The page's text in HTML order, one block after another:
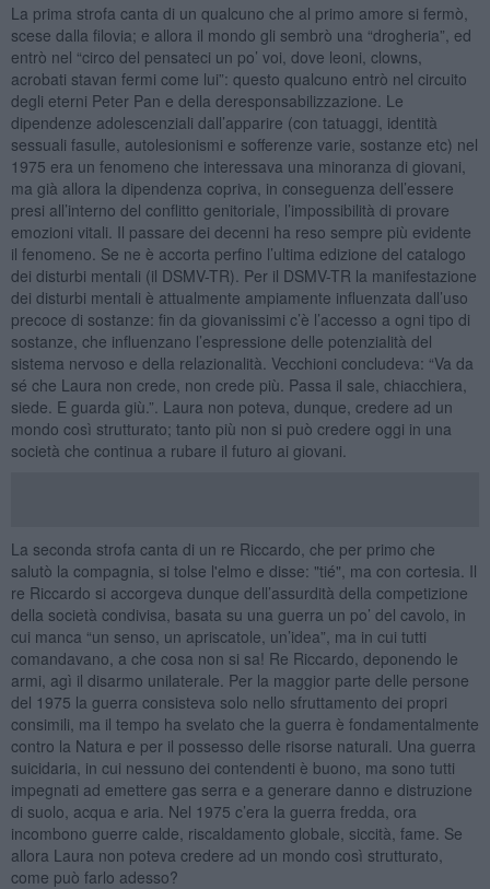
La prima strofa canta di un qualcuno che al primo amore si fermò,
scese dalla filovia; e allora il mondo gli sembrò una “drogheria”, ed
entrò nel “circo del pensateci un po’ voi, dove leoni, clowns,
acrobati stavan fermi come lui”: questo qualcuno entrò nel circuito
degli eterni Peter Pan e della deresponsabilizzazione. Le
dipendenze adolescenziali dall’apparire (con tatuaggi, identità
sessuali fasulle, autolesionismi e sofferenze varie, sostanze etc) nel
1975 era un fenomeno che interessava una minoranza di giovani,
ma già allora la dipendenza copriva, in conseguenza dell’essere
presi all’interno del conflitto genitoriale, l’impossibilità di provare
emozioni vitali. Il passare dei decenni ha reso sempre più evidente
il fenomeno. Se ne è accorta perfino l’ultima edizione del catalogo
dei disturbi mentali (il DSMV-TR). Per il DSMV-TR la manifestazione
dei disturbi mentali è attualmente ampiamente influenzata dall’uso
precoce di sostanze: fin da giovanissimi c’è l’accesso a ogni tipo di
sostanze, che influenzano l’espressione delle potenzialità del
sistema nervoso e della relazionalità. Vecchioni concludeva: “Va da
sé che Laura non crede, non crede più. Passa il sale, chiacchiera,
siede. E guarda giù.”. Laura non poteva, dunque, credere ad un
mondo così strutturato; tanto più non si può credere oggi in una
società che continua a rubare il futuro ai giovani.
La seconda strofa canta di un re Riccardo, che per primo che
salutò la compagnia, si tolse l'elmo e disse: "tié", ma con cortesia. Il
re Riccardo si accorgeva dunque dell’assurdità della competizione
della società condivisa, basata su una guerra un po’ del cavolo, in
cui manca “un senso, un apriscatole, un’idea”, ma in cui tutti
comandavano, a che cosa non si sa! Re Riccardo, deponendo le
armi, agì il disarmo unilaterale. Per la maggior parte delle persone
del 1975 la guerra consisteva solo nello sfruttamento dei propri
consimili, ma il tempo ha svelato che la guerra è fondamentalmente
contro la Natura e per il possesso delle risorse naturali. Una guerra
suicidaria, in cui nessuno dei contendenti è buono, ma sono tutti
impegnati ad emettere gas serra e a generare danno e distruzione
di suolo, acqua e aria. Nel 1975 c’era la guerra fredda, ora
incombono guerre calde, riscaldamento globale, siccità, fame. Se
allora Laura non poteva credere ad un mondo così strutturato,
come può farlo adesso?